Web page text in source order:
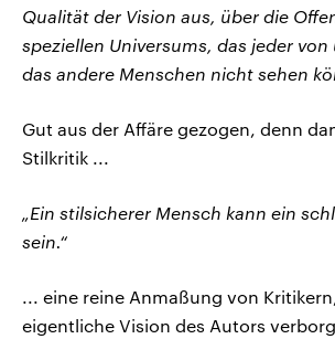
Qualität der Vision aus, über die
speziellen Universums, das jeder
das andere Menschen nicht sehen
Gut aus der Affäre gezogen, denn
Stilkritik ...
„Ein stilsicherer Mensch kann ein
sein.“
... eine reine Anmaßung von
eigentliche Vision des Autors